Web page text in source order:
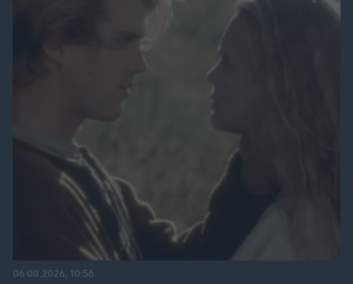
06.08.2026, 10:56